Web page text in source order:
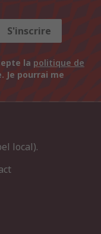
S'inscrire
la politique de
Je pourrai me
local).